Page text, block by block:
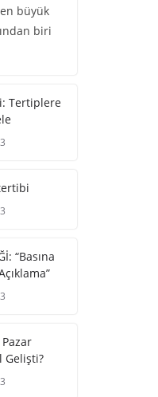
büyük
biri
Tertiplere
“Basına
Pazar
Gelişti?